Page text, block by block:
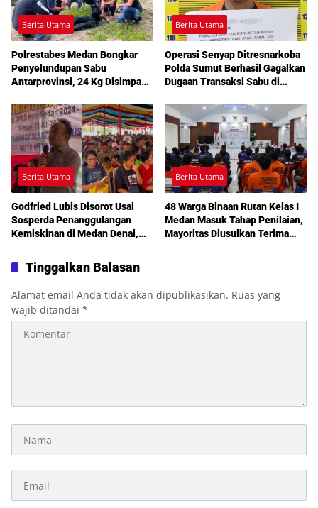
Berita Utama
Polrestabes Medan Bongkar
Penyelundupan Sabu
Antarprovinsi, 24 Kg Disimpan
Berita Utama
Operasi Senyap Ditresnarkoba
Polda Sumut Berhasil Gagalkan
Dugaan Transaksi Sabu di
Berita Utama
Godfried Lubis Disorot Usai
Sosperda Penanggulangan
Kemiskinan di Medan Denai,
Jalan Mati hingga Sulit Akses
Bantuan
Berita Utama
48 Warga Binaan Rutan Kelas I
Medan Masuk Tahap Penilaian,
Mayoritas Diusulkan Terima
Tinggalkan Balasan
Alamat email Anda tidak akan dipublikasikan. Ruas yang
wajib ditandai *